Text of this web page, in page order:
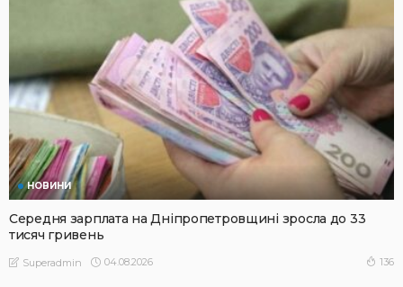
НОВИНИ
Середня зарплата на Дніпропетровщині зросла до 33
тисяч гривень
Superadmin 04.08.2026 136